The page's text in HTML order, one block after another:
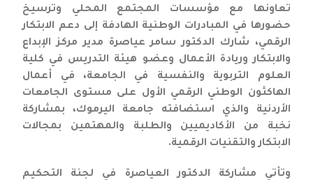
تعاونها مع مؤسسات المجتمع المحلي وترسيخ
حضورها في المبادرات الوطنية الهادفة إلى دعم الابتكار
الرقمي، شارك الدكتور سامر عياصرة مدير مركز الإبداع
والابتكار وريادة الأعمال وعضو هيئة التدريس في كلية
العلوم التربوية والنفسية في الجامعة، في أعمال
الهاكثون الوطني الرقمي الأول على مستوى الجامعات
الأردنية والذي استضافته جامعة اليرموك، بمشاركة
نخبة من الأكاديميين والطلبة والمهتمين بمجالات
الابتكار والتقنيات الرقمية.
وتأتي مشاركة الدكتور العياصرة في لجنة التحكيم